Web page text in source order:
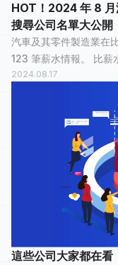
HOT！2024 年 8 月
搜尋公司名單大公開
汽車及其零件製造業在
123 筆薪水情報。 比薪水整理出 2024 年 8 月最不能錯過的薪資情
報，讓正在物色新工作
2024.08.17
這些公司大家都在看